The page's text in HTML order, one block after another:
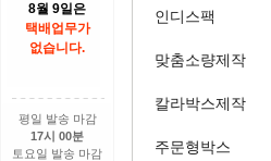
8월 9일은
택배업무가
없습니다.
평일 발송 마감
17시 00분
토요일 발송 마감
인디스팩
맞춤소량제작
칼라박스제작
주문형박스